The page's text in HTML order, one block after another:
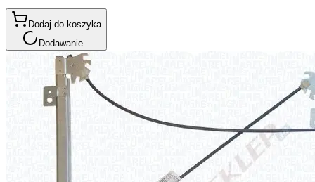
Dodaj do koszyka
Dodawanie...